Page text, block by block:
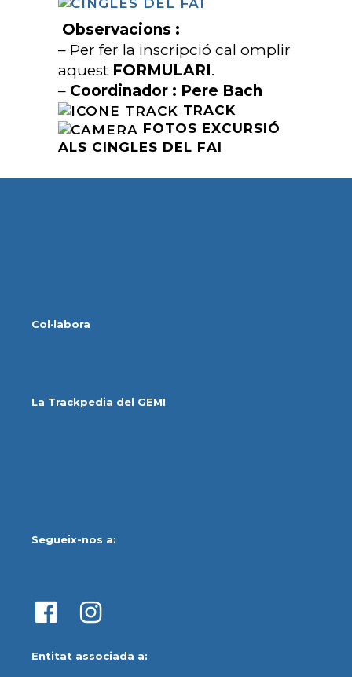
Observacions :
– Per fer la inscripció cal omplir
aquest FORMULARI.
– Coordinador : Pere Bach
TRACK
FOTOS EXCURSIÓ
ALS CINGLES DEL FAI
Col·labora
La Trackpedia del GEMI
Segueix-nos a:
Entitat associada a: